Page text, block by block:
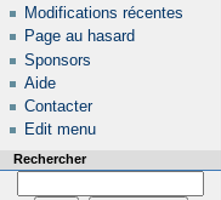
Modifications récentes
Page au hasard
Sponsors
Aide
Contacter
Edit menu
Rechercher